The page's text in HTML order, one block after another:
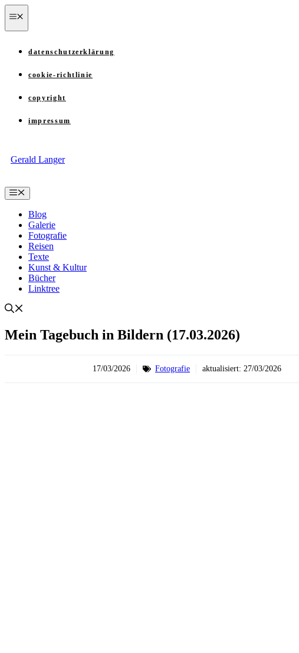
Zum
Inhalt
springen
datenschutzerklärung
cookie-richtlinie
copyright
impressum
Gerald Langer
Menü
Blog
Galerie
Fotografie
Reisen
Texte
Kunst & Kultur
Bücher
Linktree
Mein Tagebuch in Bildern (17.03.2026)
17/03/2026 Fotografie aktualisiert: 27/03/2026